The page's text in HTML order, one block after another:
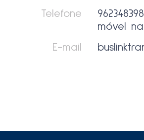
Telefone
móvel
E-mail